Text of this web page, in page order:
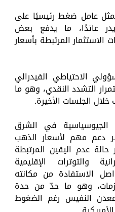
عامل ضغط رئيسيًا على
عائدًا، ما يدفع بعض
المرتبطة بأسعار
الاحتياطي الفيدرالي
التشدد النقدي، وهو ما
الجلسات الأخيرة.
الجيوسياسية في الشرق
دعم مهم لأسعار الذهب
عدم اليقين المرتبطة
والتوترات الإقليمية
الاستفادة من مكانته
وهو ما حدّ من حدة
النفيس رغم الضغوط